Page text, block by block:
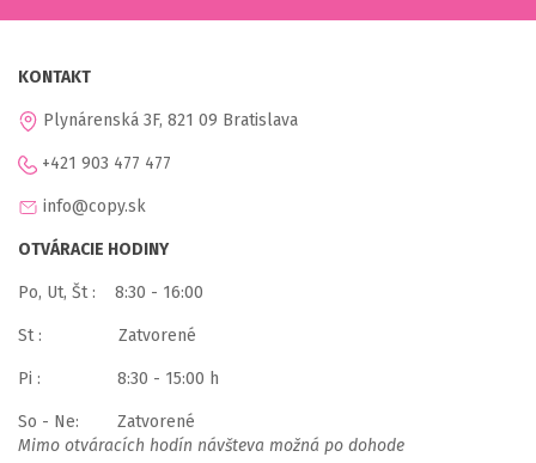
KONTAKT
Plynárenská 3F, 821 09 Bratislava
+421 903 477 477
info@copy.sk
OTVÁRACIE HODINY
Po, Ut, Št : 8:30 - 16:00
St : Zatvorené
Pi : 8:30 - 15:00 h
So - Ne: Zatvorené
Mimo otváracích hodín návšteva možná po dohode